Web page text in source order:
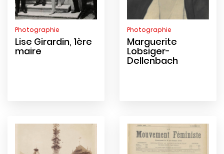
Photographie
Lise Girardin, 1ère
maire
Photographie
Marguerite
Lobsiger-
Dellenbach